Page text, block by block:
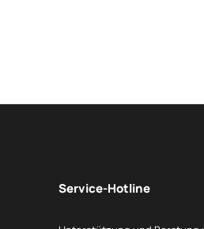
Service-Hotline